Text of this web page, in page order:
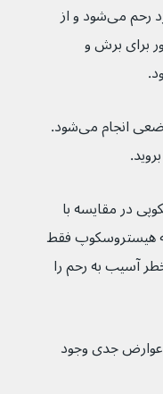
هیستروسکوپ از طریق دهانه رحم وارد رحم می‌شود و از
برای برش و
این عمل تحت بیهوشی عمومی یا موضعی انجام می‌شود.
در مقایسه با
هیستروسکوپ فقط
و خطر آسیب به رحم را
جدی وجود